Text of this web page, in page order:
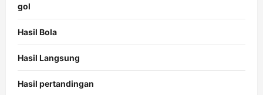
gol
Hasil Bola
Hasil Langsung
Hasil pertandingan